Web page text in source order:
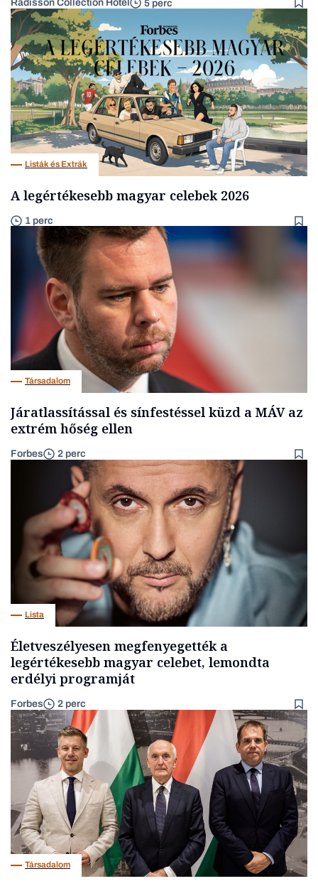
Radisson Collection Hotel 5 perc
Listák és Extrák
A legértékesebb magyar celebek 2026
1 perc
Társadalom
Járatlassítással és sínfestéssel küzd a MÁV az
extrém hőség ellen
Forbes 2 perc
Lista
Életveszélyesen megfenyegették a
legértékesebb magyar celebet, lemondta
erdélyi programját
Forbes 2 perc
Társadalom